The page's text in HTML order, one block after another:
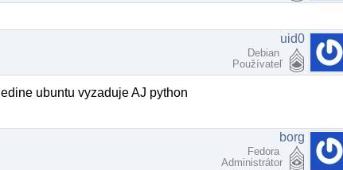
uid0
Debian
Používateľ
ubuntu vyzaduje AJ python
borg
Fedora
Administrátor